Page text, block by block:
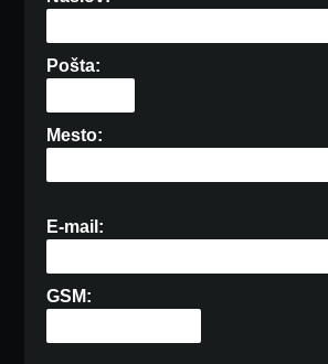
Pošta:
Mesto:
E-mail:
GSM: